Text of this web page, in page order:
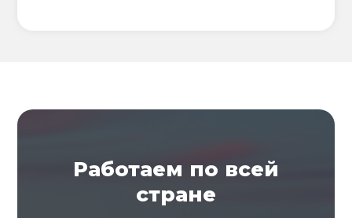
Работаем по всей
стране